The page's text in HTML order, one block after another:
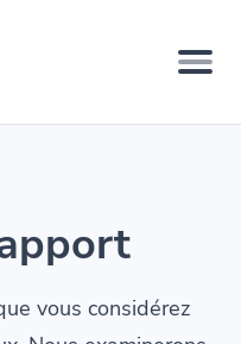
vous considérez